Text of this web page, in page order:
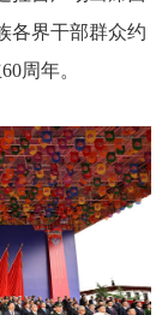
各界干部群众约
周年。